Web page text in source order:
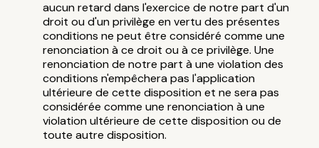
aucun retard dans l'exercice de notre part d'un
droit ou d'un privilège en vertu des présentes
conditions ne peut être considéré comme une
renonciation à ce droit ou à ce privilège. Une
renonciation de notre part à une violation des
conditions n'empêchera pas l'application
ultérieure de cette disposition et ne sera pas
considérée comme une renonciation à une
violation ultérieure de cette disposition ou de
toute autre disposition.